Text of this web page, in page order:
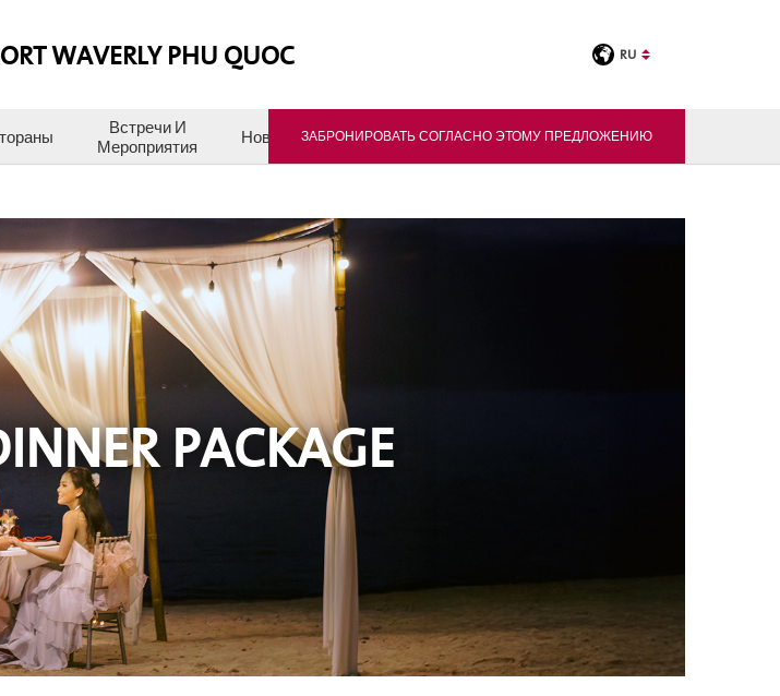
WAVERLY PHU QUOC RU
Встречи И
Мероприятия НовостиЗАБРОНИРОВАТЬ СОГЛАСНО ЭТОМУ ПРЕДЛОЖЕНИЮ
PACKAGE